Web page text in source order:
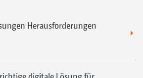
Herausforderungen